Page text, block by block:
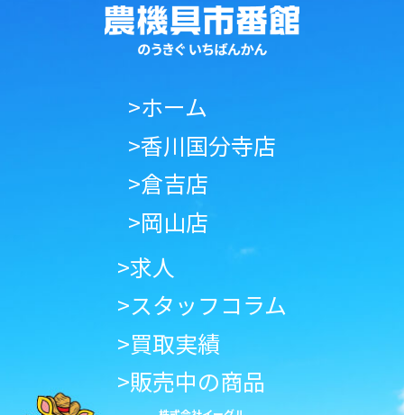
>ホーム
>香川国分寺店
>倉吉店
>岡山店
>求人
>スタッフコラム
>買取実績
>販売中の商品